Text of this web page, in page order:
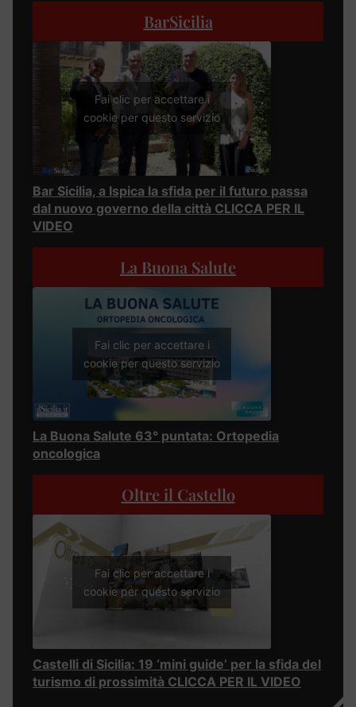
BarSicilia
Fai clic per accettare i
cookie per questo servizio
Bar Sicilia, a Ispica la sfida per il futuro passa
dal nuovo governo della città CLICCA PER IL
VIDEO
La Buona Salute
Fai clic per accettare i
cookie per questo servizio
La Buona Salute 63° puntata: Ortopedia
oncologica
Oltre il Castello
Fai clic per accettare i
cookie per questo servizio
Castelli di Sicilia: 19 ‘mini guide’ per la sfida del
turismo di prossimità CLICCA PER IL VIDEO